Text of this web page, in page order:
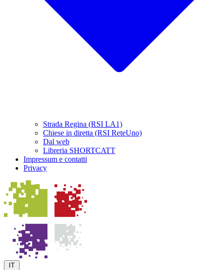
Strada Regina (RSI LA1)
Chiese in diretta (RSI ReteUno)
Dal web
Libreria SHORTCATT
Impressum e contatti
Privacy
IT